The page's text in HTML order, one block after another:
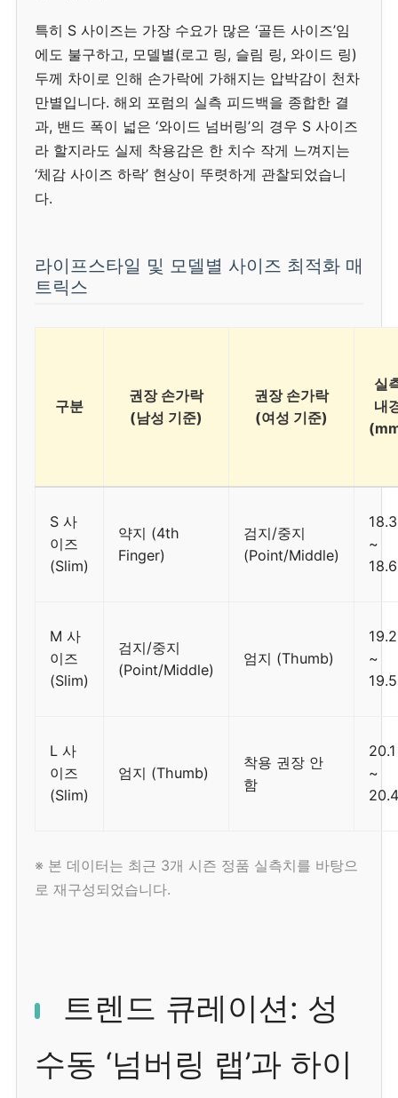
특히 S 사이즈는 가장 수요가 많은 ‘골든 사이즈’임
에도 불구하고, 모델별(로고 링, 슬림 링, 와이드 링)
두께 차이로 인해 손가락에 가해지는 압박감이 천차
만별입니다. 해외 포럼의 실측 피드백을 종합한 결
과, 밴드 폭이 넓은 ‘와이드 넘버링’의 경우 S 사이즈
라 할지라도 실제 착용감은 한 치수 작게 느껴지는
‘체감 사이즈 하락’ 현상이 뚜렷하게 관찰되었습니
다.
라이프스타일 및 모델별 사이즈 최적화 매
트릭스
구분
권장 손가락
(남성 기준)
권장 손가락
(여성 기준)
실
내
S 사
이즈
(Slim)
약지 (4th
Finger)
검지/중지
(Point/Middle)
18.3
~
18.6
M 사
이즈
(Slim)
검지/중지
(Point/Middle)
엄지 (Thumb)
19.2
~
19.5
L 사
이즈
(Slim)
엄지 (Thumb)
착용 권장 안
함
20.1
~
20.4
※ 본 데이터는 최근 3개 시즌 정품 실측치를 바탕으
로 재구성되었습니다.
트렌드 큐레이션: 성
수동 ‘넘버링 랩’과 하이